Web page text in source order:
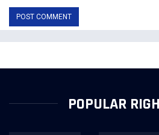
POPULAR